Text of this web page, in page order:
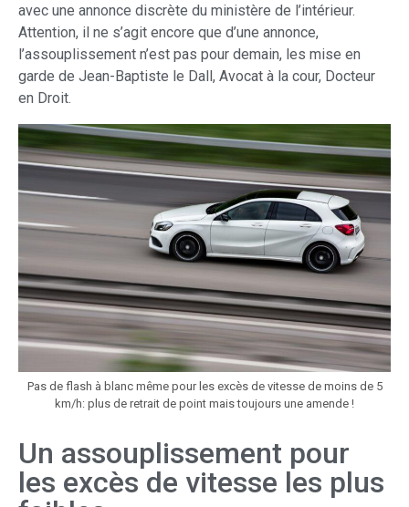
avec une annonce discrète du ministère de l’intérieur.
Attention, il ne s’agit encore que d’une annonce,
l’assouplissement n’est pas pour demain, les mise en
garde de Jean-Baptiste le Dall, Avocat à la cour, Docteur
en Droit.
Pas de flash à blanc même pour les excès de vitesse de moins de 5
km/h: plus de retrait de point mais toujours une amende !
Un assouplissement pour
les excès de vitesse les plus